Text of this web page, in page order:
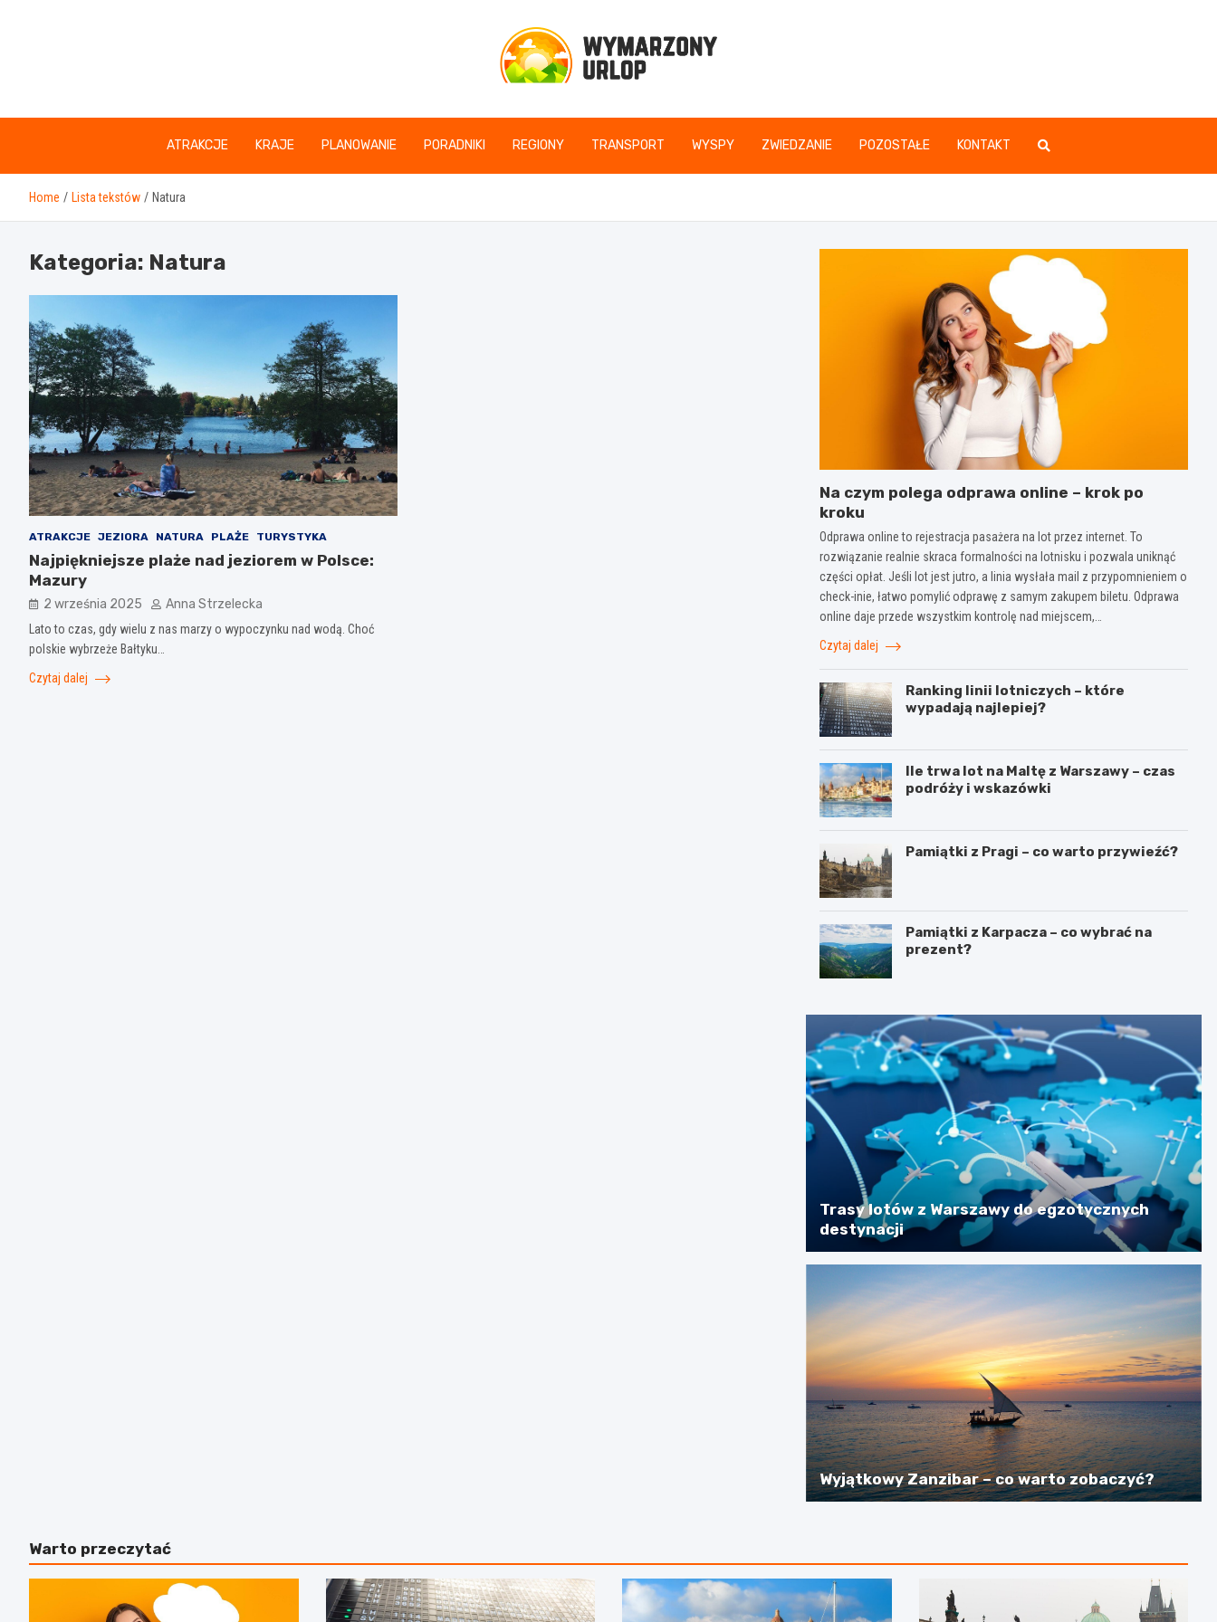
www.wymarzonyurlop.pl
ATRAKCJE KRAJE PLANOWANIE PORADNIKI REGIONY TRANSPORT WYSPY ZWIEDZANIE POZOSTAŁE KONTAKT
Home Lista tekstów Natura
Kategoria: Natura
ATRAKCJE JEZIORA NATURA PLAŻE TURYSTYKA
Najpiękniejsze plaże nad jeziorem w Polsce:
Mazury
2 września 2025 Anna Strzelecka
Lato to czas, gdy wielu z nas marzy o wypoczynku nad wodą. Choć
polskie wybrzeże Bałtyku…
Czytaj dalej
Na czym polega odprawa online – krok po
kroku
Odprawa online to rejestracja pasażera na lot przez internet. To
rozwiązanie realnie skraca formalności na lotnisku i pozwala uniknąć
części opłat. Jeśli lot jest jutro, a linia wysłała mail z przypomnieniem o
check-inie, łatwo pomylić odprawę z samym zakupem biletu. Odprawa
online daje przede wszystkim kontrolę nad miejscem,…
Czytaj dalej
Ranking linii lotniczych – które
wypadają najlepiej?
Ile trwa lot na Maltę z Warszawy – czas
podróży i wskazówki
Pamiątki z Pragi – co warto przywieźć?
Pamiątki z Karpacza – co wybrać na
prezent?
Trasy lotów z Warszawy do egzotycznych
destynacji
Wyjątkowy Zanzibar – co warto zobaczyć?
Warto przeczytać